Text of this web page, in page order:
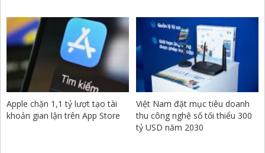
Apple chặn 1,1 tỷ lượt tạo tài
khoản gian lận trên App Store
Việt Nam đặt mục tiêu doanh
thu công nghệ số tối thiểu 300
tỷ USD năm 2030